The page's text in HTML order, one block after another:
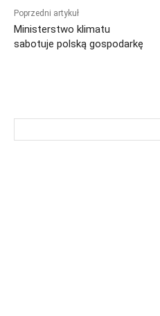
Poprzedni artykuł
Ministerstwo klimatu
sabotuje polską gospodarkę